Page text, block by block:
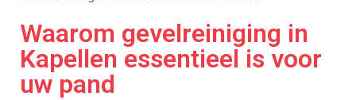
Waarom gevelreiniging in
Kapellen essentieel is voor
uw pand